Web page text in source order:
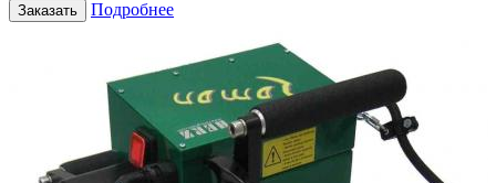
Заказать Подробнее